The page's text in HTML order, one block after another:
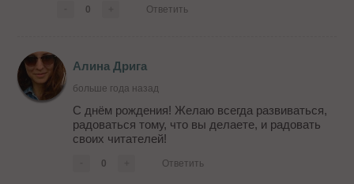
0 Ответить
Алина Дрига
больше года назад
С днём рождения! Желаю всегда развиваться,
радоваться тому, что вы делаете, и радовать
своих читателей!
0 Ответить